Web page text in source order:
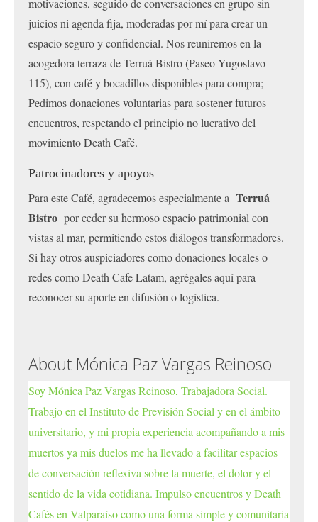
motivaciones, seguido de conversaciones en grupo sin
juicios ni agenda fija, moderadas por mí para crear un
espacio seguro y confidencial. Nos reuniremos en la
acogedora terraza de Terruá Bistro (Paseo Yugoslavo
115), con café y bocadillos disponibles para compra;
Pedimos donaciones voluntarias para sostener futuros
encuentros, respetando el principio no lucrativo del
movimiento Death Café.
Patrocinadores y apoyos
Para este Café, agradecemos especialmente a Terruá
Bistro por ceder su hermoso espacio patrimonial con
vistas al mar, permitiendo estos diálogos transformadores.
Si hay otros auspiciadores como donaciones locales o
redes como Death Cafe Latam, agrégales aquí para
reconocer su aporte en difusión o logística.
About Mónica Paz Vargas Reinoso
Soy Mónica Paz Vargas Reinoso, Trabajadora Social.
Trabajo en el Instituto de Previsión Social y en el ámbito
universitario, y mi propia experiencia acompañando a mis
muertos ya mis duelos me ha llevado a facilitar espacios
de conversación reflexiva sobre la muerte, el dolor y el
sentido de la vida cotidiana. Impulso encuentros y Death
Cafés en Valparaíso como una forma simple y comunitaria